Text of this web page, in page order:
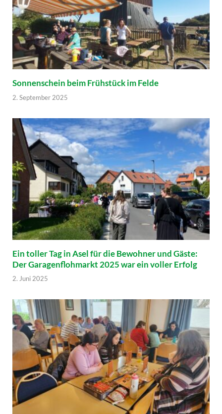
Sonnenschein beim Frühstück im Felde
2. September 2025
Ein toller Tag in Asel für die Bewohner und Gäste:
Der Garagenflohmarkt 2025 war ein voller Erfolg
2. Juni 2025